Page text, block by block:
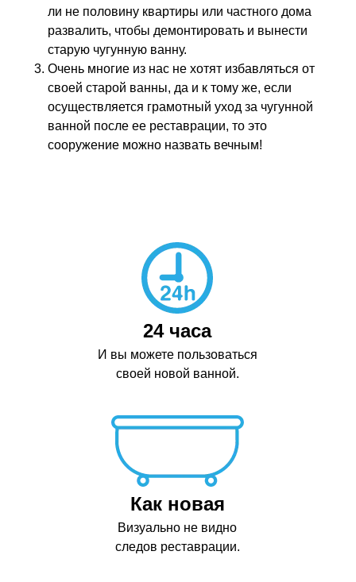
ли не половину квартиры или частного дома
развалить, чтобы демонтировать и вынести
старую чугунную ванну.
Очень многие из нас не хотят избавляться от
своей старой ванны, да и к тому же, если
осуществляется грамотный уход за чугунной
ванной после ее реставрации, то это
сооружение можно назвать вечным!
24 часа
И вы можете пользоваться
своей новой ванной.
Как новая
Визуально не видно
следов реставрации.